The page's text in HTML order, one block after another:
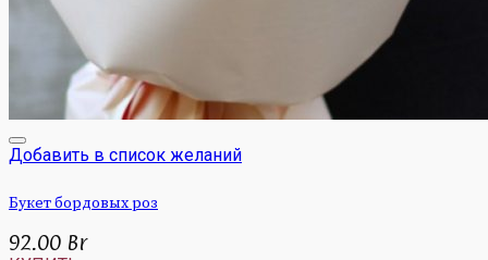
Добавить в список желаний
Букет бордовых роз
92.00 Br